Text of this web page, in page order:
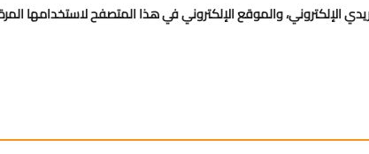
الإلكتروني، والموقع الإلكتروني في هذا المتصفح لاستخدامها